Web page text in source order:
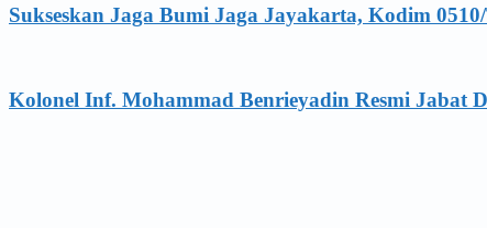
Sukseskan Jaga Bumi Jaga Jayakarta, Kodim
Kolonel Inf. Mohammad Benrieyadin Resmi Jabat